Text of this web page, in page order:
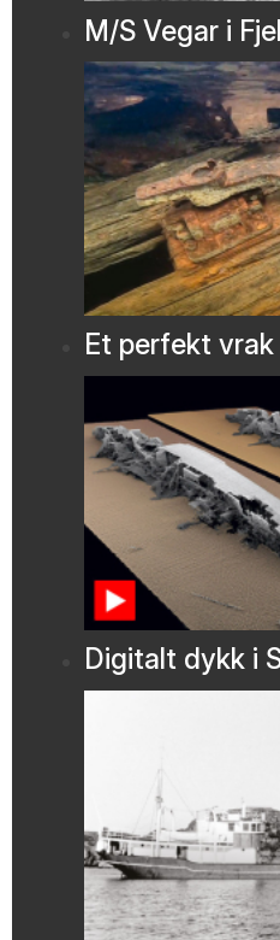
M/S Vegar i
Et perfekt
Digitalt dykk i